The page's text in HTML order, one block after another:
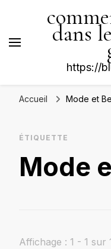
dans
https://
Accueil Mode et
ÉTIQUETTE
Mode
Affichage : 1 - 1 sur